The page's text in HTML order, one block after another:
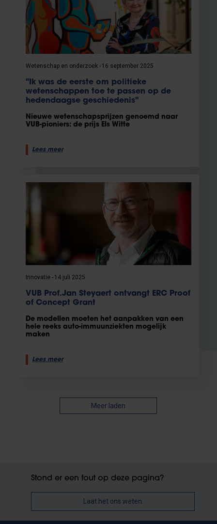
Wetenschap en onderzoek 16 september 2025
"Ik was de eerste om politieke
wetenschappen toe te passen op de
hedendaagse geschiedenis"
Nieuwe wetenschapsprijzen genoemd naar
VUB-pioniers: de prijs Els Witte
Lees meer
Innovatie 14 juli 2025
VUB Prof.Jan Steyaert ontvangt ERC Proof
of Concept Grant
De modellen moeten het aanpakken van een
hele reeks auto-immuunziekten mogelijk
maken
Lees meer
Meer laden
Stond er een fout op deze pagina?
Laat het ons weten